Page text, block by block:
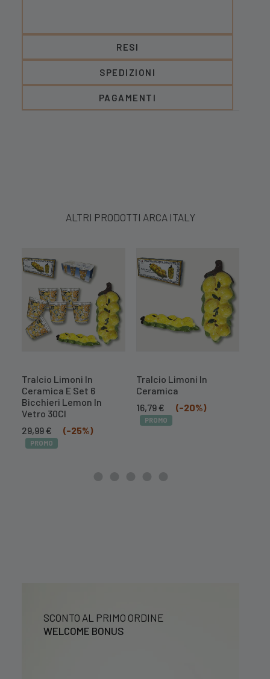
RESI
SPEDIZIONI
PAGAMENTI
ALTRI PRODOTTI ARCA ITALY
Tralcio Limoni In
Ceramica E Set 6
Bicchieri Lemon In
Vetro 30Cl
Il
prezzo
originale
29,99€
prezzo
(-25%)
PROMO
Tralcio Limoni In
Ceramica
Il
prezzo
originale
16,79€
prezzo
attuale
(-20%)
PROMO
SCONTO AL PRIMO ORDINE
WELCOME BONUS